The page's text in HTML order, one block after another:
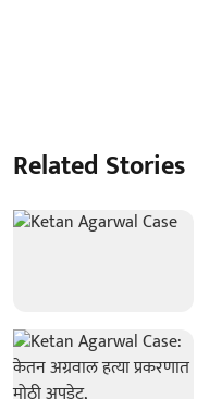
Related Stories